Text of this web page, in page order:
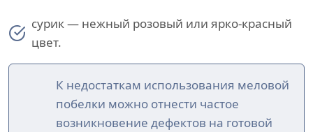
сурик — нежный розовый или ярко-красный
цвет.
К недостаткам использования меловой
побелки можно отнести частое
возникновение дефектов на готовой